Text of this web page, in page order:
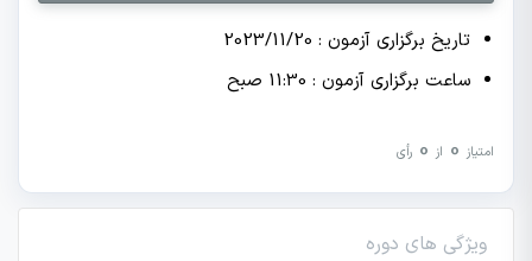
تاریخ برگزاری آزمون : 2023/11/20
ساعت برگزاری آزمون : 11:30 صبح
امتیاز 0 از 0 رأی
ویژگی های دوره